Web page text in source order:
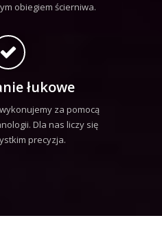
obiegiem ścierniwa.
łukowe
za pomocą
Dla nas liczy się
precyzja.